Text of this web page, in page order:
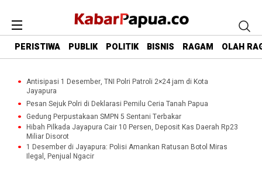
PERISTIWA PUBLIK POLITIK BISNIS RAGAM OLAH
Antisipasi 1 Desember, TNI Polri Patroli 2×24 jam di Kota
Jayapura
Pesan Sejuk Polri di Deklarasi Pemilu Ceria Tanah Papua
Gedung Perpustakaan SMPN 5 Sentani Terbakar
Hibah Pilkada Jayapura Cair 10 Persen, Deposit Kas Daerah Rp23
Miliar Disorot
1 Desember di Jayapura: Polisi Amankan Ratusan Botol Miras
Ilegal, Penjual Ngacir